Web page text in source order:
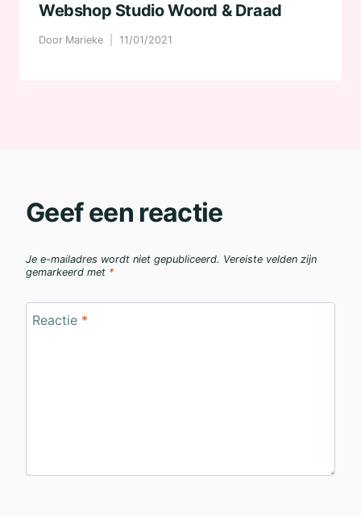
Webshop Studio Woord & Draad
Door Marieke 11/01/2021
Geef een reactie
Je e-mailadres wordt niet gepubliceerd. Vereiste velden zijn
gemarkeerd met *
Reactie *